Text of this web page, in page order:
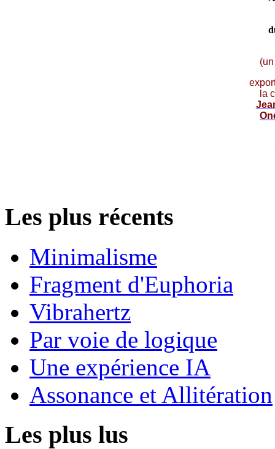
la
Les plus récents
Minimalisme
Fragment d'Euphoria
Vibrahertz
Par voie de logique
Une expérience IA
Assonance et Allitération
Les plus lus